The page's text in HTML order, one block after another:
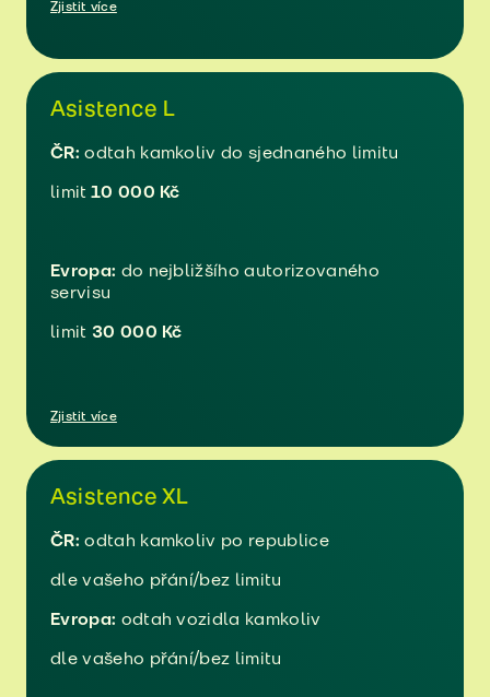
Zjistit více
Asistence L
ČR:odtah kamkoliv do sjednaného limitu
limit 10 000 Kč
Evropa: do nejbližšího autorizovaného
servisu
limit 30 000 Kč
Zjistit více
Asistence XL
ČR:odtah kamkoliv po republice
dle vašeho přání/bez limitu
Evropa: odtah vozidla kamkoliv
dle vašeho přání/bez limitu